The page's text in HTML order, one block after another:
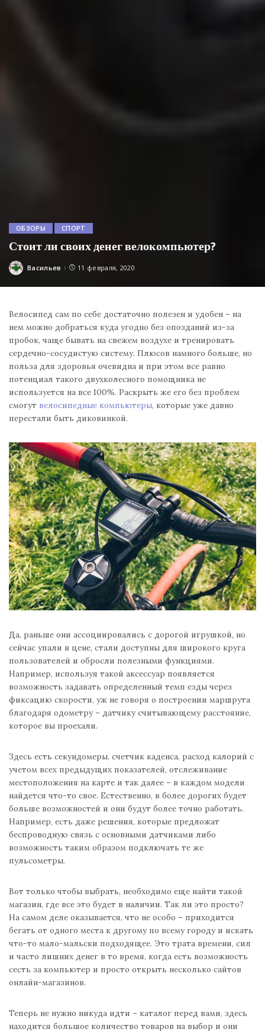
ОБЗОРЫ СПОРТ
Стоит ли своих денег велокомпьютер?
Posted
Васильев 11 февраля, 2020
Велосипед сам по себе достаточно полезен и удобен – на
нем можно добраться куда угодно без опозданий из-за
пробок, чаще бывать на свежем воздухе и тренировать
сердечно-сосудистую систему. Плюсов намного больше, но
польза для здоровья очевидна и при этом все равно
потенциал такого двухколесного помощника не
используется на все 100%. Раскрыть же его без проблем
смогут велосипедные компьютеры, которые уже давно
перестали быть диковинкой.
Да, раньше они ассоциировались с дорогой игрушкой, но
сейчас упали в цене, стали доступны для широкого круга
пользователей и обросли полезными функциями.
Например, используя такой аксессуар появляется
возможность задавать определенный темп езды через
фиксацию скорости, уж не говоря о построении маршрута
благодаря одометру – датчику считывающему расстояние,
которое вы проехали.
Здесь есть секундомеры, счетчик каденса, расход калорий с
учетом всех предыдущих показателей, отслеживание
местоположения на карте и так далее – в каждом модели
найдется что-то свое. Естественно, в более дорогих будет
больше возможностей и они будут более точно работать.
Например, есть даже решения, которые предложат
беспроводную связь с основными датчиками либо
возможность таким образом подключать те же
пульсометры.
Вот только чтобы выбрать, необходимо еще найти такой
магазин, где все это будет в наличии. Так ли это просто?
На самом деле оказывается, что не особо – приходится
бегать от одного места к другому по всему городу и искать
что-то мало-мальски подходящее. Это трата времени, сил
и часто лишних денег в то время, когда есть возможность
сесть за компьютер и просто открыть несколько сайтов
онлайн-магазинов.
Теперь не нужно никуда идти – каталог перед вами, здесь
находится большое количество товаров на выбор и они